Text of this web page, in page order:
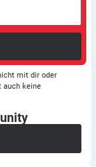
mit dir oder
auch keine